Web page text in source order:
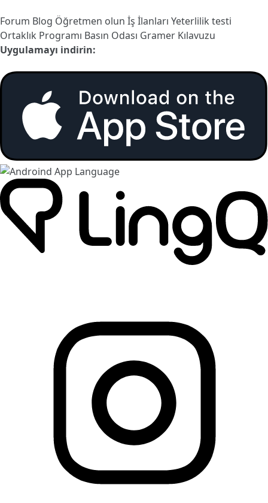
Forum Blog Öğretmen olun İş İlanları Yeterlilik testi
Ortaklık Programı Basın Odası Gramer Kılavuzu
Uygulamayı indirin: